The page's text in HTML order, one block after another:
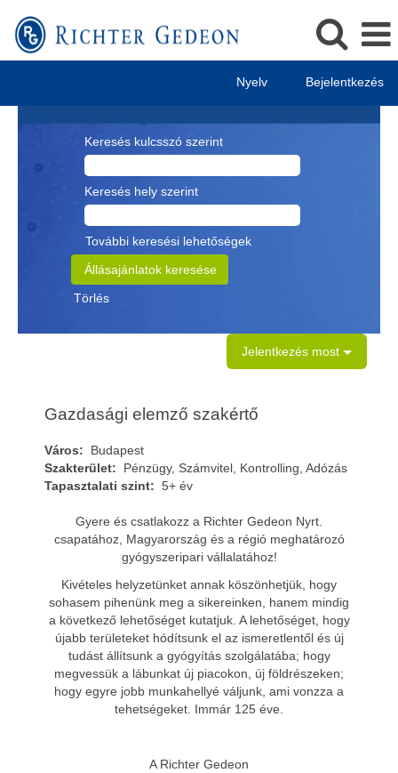
Nyelv Bejelentkezés
Keresés kulcsszó szerint
Keresés hely szerint
További keresési lehetőségek
Törlés
Jelentkezés most
Gazdasági elemző szakértő
Város: Budapest
Szakterület: Pénzügy, Számvitel, Kontrolling, Adózás
Tapasztalati szint: 5+ év
Gyere és csatlakozz a Richter Gedeon Nyrt.
csapatához, Magyarország és a régió meghatározó
gyógyszeripari vállalatához!
Kivételes helyzetünket annak köszönhetjük, hogy
sohasem pihenünk meg a sikereinken, hanem mindig
a következő lehetőséget kutatjuk. A lehetőséget, hogy
újabb területeket hódítsunk el az ismeretlentől és új
tudást állítsunk a gyógyítás szolgálatába; hogy
megvessük a lábunkat új piacokon, új földrészeken;
hogy egyre jobb munkahellyé váljunk, ami vonzza a
tehetségeket. Immár 125 éve.
A Richter Gedeon